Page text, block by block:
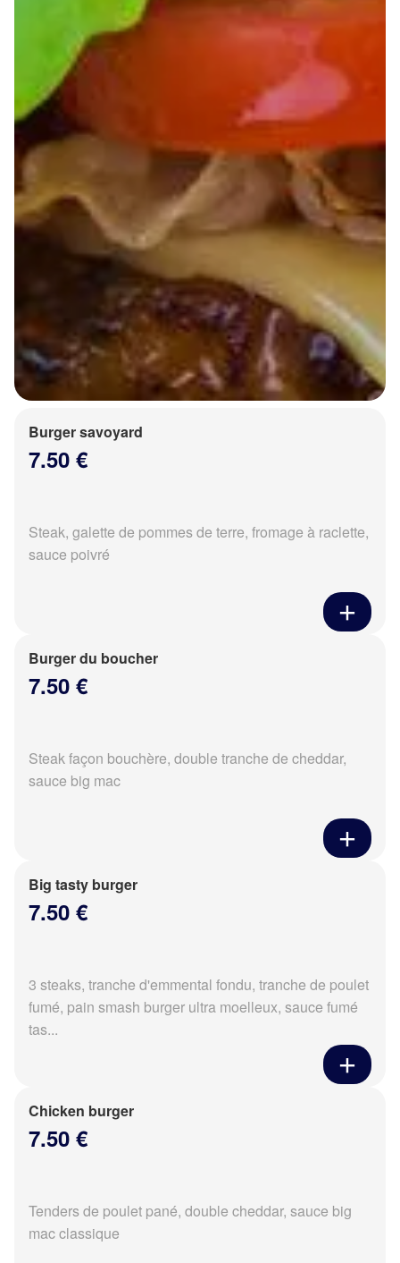
Burger savoyard
7.50 €
Steak, galette de pommes de terre, fromage à raclette,
sauce poivré
Burger du boucher
7.50 €
Steak façon bouchère, double tranche de cheddar,
sauce big mac
Big tasty burger
7.50 €
3 steaks, tranche d'emmental fondu, tranche de poulet
fumé, pain smash burger ultra moelleux, sauce fumé
tas...
Chicken burger
7.50 €
Tenders de poulet pané, double cheddar, sauce big
mac classique